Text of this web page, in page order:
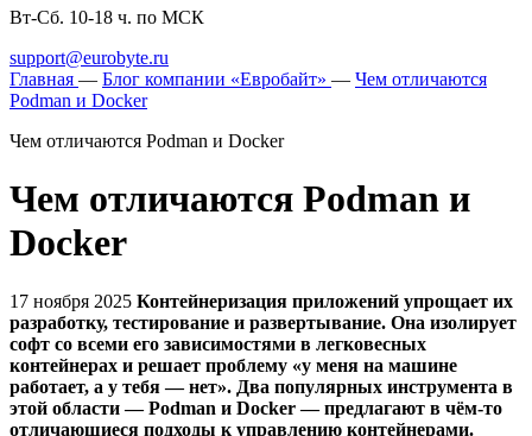
Вт-Сб. 10-18 ч. по МСК
support@eurobyte.ru
Главная — Блог компании «Евробайт» — Чем отличаются
Podman и Docker
Чем отличаются Podman и Docker
Чем отличаются Podman и
Docker
17 ноября 2025 Контейнеризация приложений упрощает их
разработку, тестирование и развертывание. Она изолирует
софт со всеми его зависимостями в легковесных
контейнерах и решает проблему «у меня на машине
работает, а у тебя — нет». Два популярных инструмента в
этой области — Podman и Docker — предлагают в чём-то
отличающиеся подходы к управлению контейнерами.